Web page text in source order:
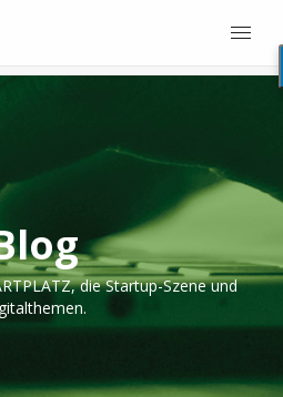
die Startup-Szene und